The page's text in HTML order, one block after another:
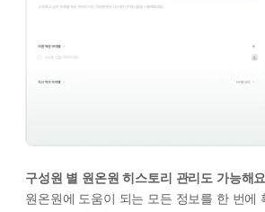
구성원 별 원온원 히스토리 관리도 가능해요
원온원에 도움이 되는 모든 정보를 한 번에